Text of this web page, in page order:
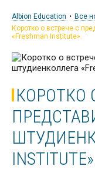
Albion Education
Все
Коротко о встрече с
«Freshman Institute».
КОРОТКО